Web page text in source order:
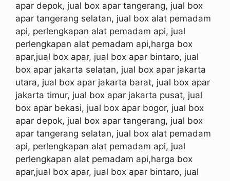
apar depok, jual box apar tangerang, jual box
apar tangerang selatan, jual box alat pemadam
api, perlengkapan alat pemadam api, jual
perlengkapan alat pemadam api,harga box
apar,jual box apar, jual box apar bintaro, jual
box apar jakarta selatan, jual box apar jakarta
utara, jual box apar jakarta barat, jual box apar
jakarta timur, jual box apar jakarta pusat, jual
box apar bekasi, jual box apar bogor, jual box
apar depok, jual box apar tangerang, jual box
apar tangerang selatan, jual box alat pemadam
api, perlengkapan alat pemadam api, jual
perlengkapan alat pemadam api,harga box
apar,jual box apar, jual box apar bintaro, jual